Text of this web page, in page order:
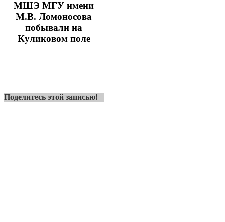
МШЭ МГУ имени
М.В. Ломоносова
побывали на
Куликовом поле
Поделитесь этой записью!